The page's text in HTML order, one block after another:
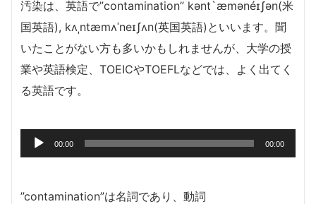
汚染は、英語で”contamination” kənt`æmənéɪʃən(米
国英語), kʌˌntæmʌˈneɪʃʌn(英国英語)といいます。聞
いたことがない方も多いかもしれませんが、大学の授
業や英語検定、TOEICやTOEFLなどでは、よく出てく
る英語です。
声
レ
00:00 00:00
”contamination”は名詞であり、動詞